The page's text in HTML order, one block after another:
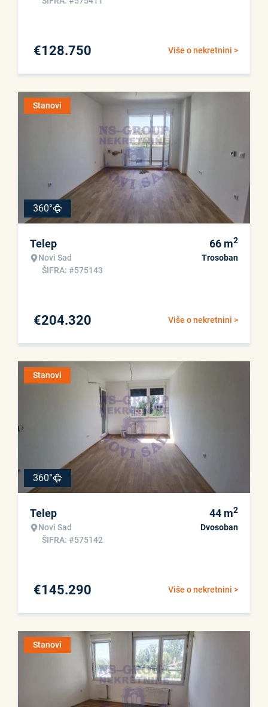
Više o nekretnini >
€128.750
Stanovi
360°
Telep
Novi Sad
ŠIFRA: #575143
66 m2
Trosoban
Više o nekretnini >
€204.320
Stanovi
360°
Telep
Novi Sad
ŠIFRA: #575142
44 m2
Dvosoban
Više o nekretnini >
€145.290
Stanovi